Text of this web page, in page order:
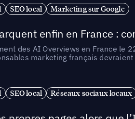
SEO local Marketing sur Google
enfin en France :
des AI Overviews en France le
marketing français
SEO local Réseaux sociaux locaux